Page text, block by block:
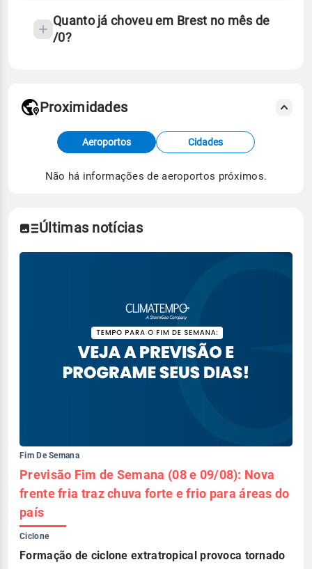
Quanto já choveu em Brest no mês de
/0?
Fonte: dados combinados de estações
meteorológicas e satélite do Centro de Previsão
de Tempo e Estudos Climáticos (CPTEC).
Proximidades
Aeroportos Cidades
Não há informações de aeroportos próximos.
Últimas notícias
Fim De Semana
Previsão Fim de Semana (08 e 09/08): Nova
frente fria traz chuva forte e frio para áreas do
país
Ciclone
Formação de ciclone extratropical provoca tornado